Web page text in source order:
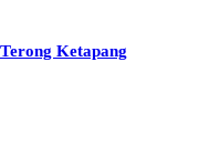
Ketapang